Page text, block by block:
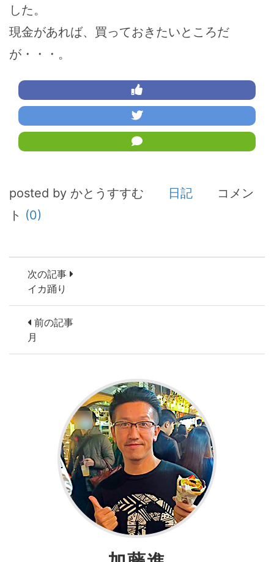
した。
現金があれば、買っておきたいところだ
が・・・。
posted by かとうすすむ 日記
コメン
ト (0)
次の記事
イカ踊り
前の記事
月